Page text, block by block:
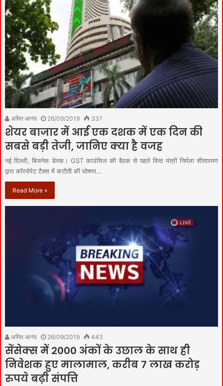
अमित आनंद 26/09/2019 337
शेयर बाजार में आई एक दशक में एक दिन की
सबसे बड़ी तेजी, जानिए क्‍या है वजह
नई दिल्‍ली, बिजनेस डेस्‍क। GST काउंसिल की बैठक से पहले वित्‍त मंत्री निर्मला सीतारमण
द्वारा कॉरपोरेट टैक्‍स में कटौती की घोषणा…
Read More »
अमित आनंद 26/09/2019 443
सेंसेक्‍स में 2000 अंकों के उछाल के साथ ही
निवेशक हुए मालामाल, करीब 7 लाख करोड़
रुपये बढ़ी संपत्ति